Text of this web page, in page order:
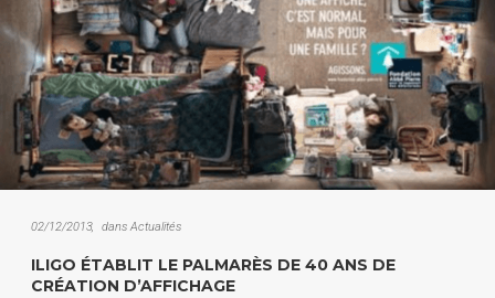
02/12/2013 dans Actualités
ILIGO ÉTABLIT LE PALMARÈS DE 40 ANS DE
CRÉATION D’AFFICHAGE